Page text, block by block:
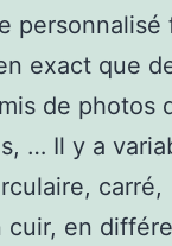
personnalisé
exact que
de photos
… Il y a
carré,
en